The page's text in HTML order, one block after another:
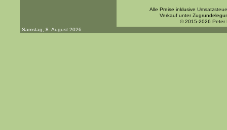
Alle Preise inklusive
Verkauf unter
© 2015-2026 Peter
Samstag, 8. August 2026